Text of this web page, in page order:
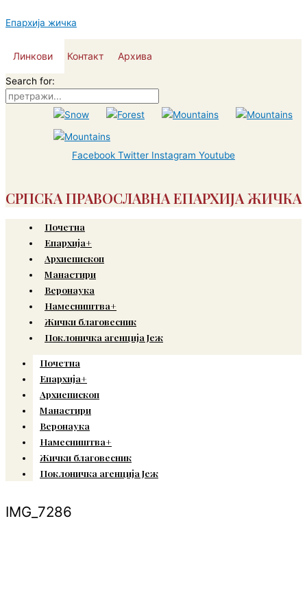
на
Епархија жичка
Линкови Контакт Архива
Search for:
Facebook Twitter Instagram Youtube
СРПСКА ПРАВОСЛАВНА ЕПАРХИЈА ЖИЧКА
Почетна
Епархија+
Архиепископ
Манастири
Веронаука
Намесништва+
Жички благовесник
Поклоничка агенција Јеж
Почетна
Епархија+
Архиепископ
Манастири
Веронаука
Намесништва+
Жички благовесник
Поклоничка агенција Јеж
IMG_7286